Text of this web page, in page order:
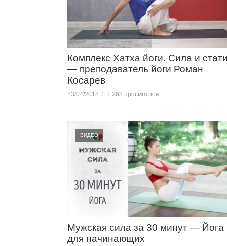
Комплекс Хатха йоги. Сила и
— преподаватель йоги Роман
Косарев
23/04/2018 268 просмотров
ВИДЕО
Мужская сила за 30 минут — Йога
для начинающих